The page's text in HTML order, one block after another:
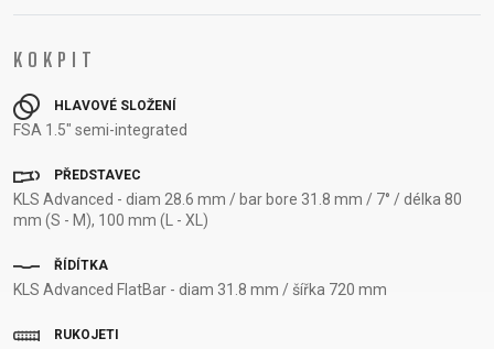
KOKPIT
HLAVOVÉ SLOŽENÍ
FSA 1.5" semi-integrated
PŘEDSTAVEC
KLS Advanced - diam 28.6 mm / bar bore 31.8 mm / 7° / délka 80
mm (S - M), 100 mm (L - XL)
ŘÍDÍTKA
KLS Advanced FlatBar - diam 31.8 mm / šířka 720 mm
RUKOJETI